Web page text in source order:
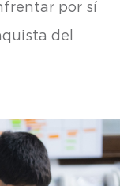
por sí
del